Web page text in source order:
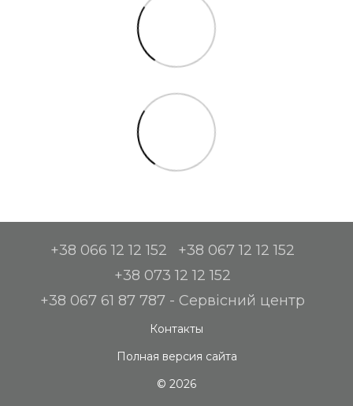
+38 066 12 12 152
+38 067 12 12 152
+38 073 12 12 152
+38 067 61 87 787 - Сервісний центр
Контакты
Полная версия сайта
© 2026